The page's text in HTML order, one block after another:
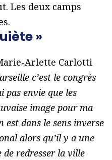
Les deux camps
»
Arlette Carlotti
c’est le congrès
pas envie que les
image pour ma
dans le sens inverse
alors qu’il y a une
de redresser la ville